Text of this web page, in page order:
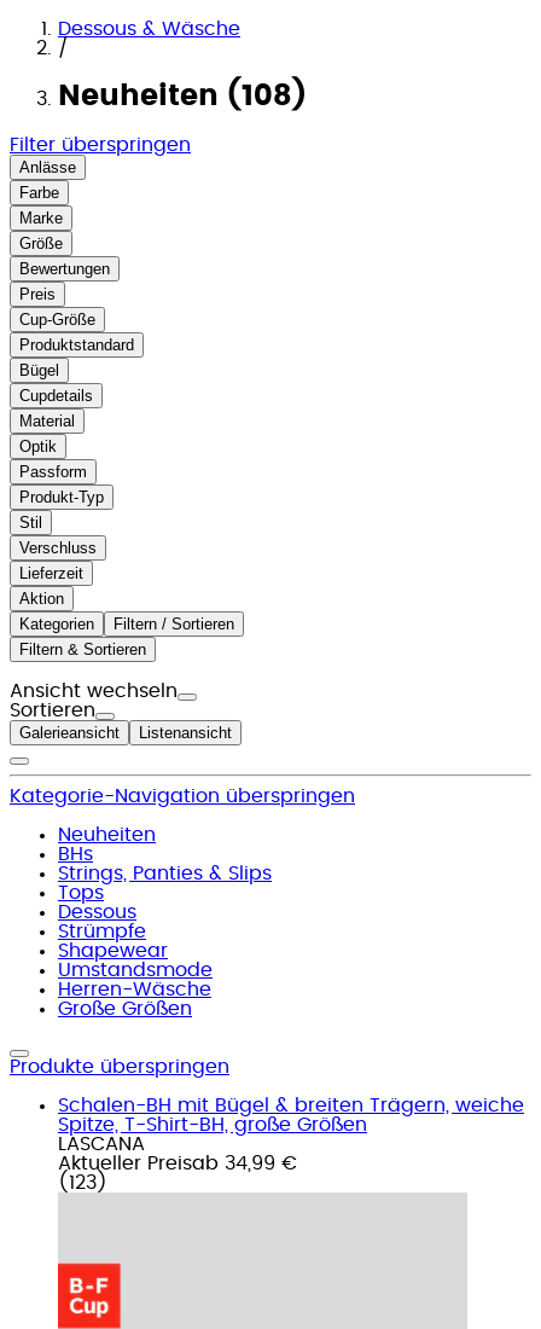
Dessous & Wäsche
/
Neuheiten (108)
Filter überspringen
Anlässe
Farbe
Marke
Größe
Bewertungen
Preis
Cup-Größe
Produktstandard
Bügel
Cupdetails
Material
Optik
Passform
Produkt-Typ
Stil
Verschluss
Lieferzeit
Aktion
Kategorien
Filtern / Sortieren
Filtern & Sortieren
Ansicht wechseln
Sortieren
Galerieansicht Listenansicht
Kategorie-Navigation überspringen
Neuheiten
BHs
Strings, Panties & Slips
Tops
Dessous
Strümpfe
Shapewear
Umstandsmode
Herren-Wäsche
Große Größen
Produkte überspringen
Schalen-BH mit Bügel & breiten Trägern, weiche
Spitze, T-Shirt-BH, große Größen
LASCANA
Aktueller Preisab 34,99 €
( 123 )